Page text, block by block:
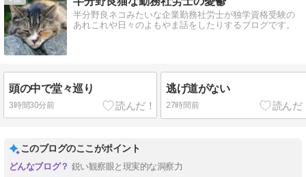
半分野良ネコみたいな企業勤務社労士が独学資格受験の
あれこれや日々のよもやま話をしたりするブログです。
頭の中で堂々巡り
3時間30分前
逃げ道がない
27時間前
このブログのここがポイント
鋭い観察眼と現実的な洞察力